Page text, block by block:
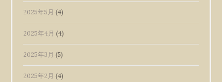
2025年5月 (4)
2025年4月 (4)
2025年3月 (5)
2025年2月 (4)